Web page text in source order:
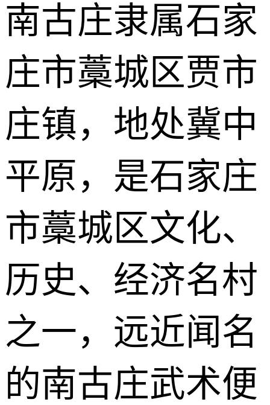
南古庄隶属石家
庄市藁城区贾市
庄镇，地处冀中
平原，是石家庄
市藁城区文化、
历史、经济名村
之一，远近闻名
的南古庄武术便